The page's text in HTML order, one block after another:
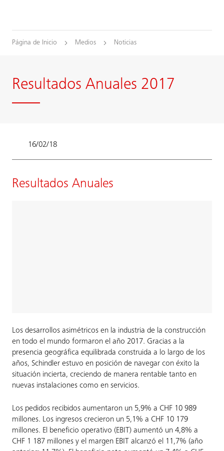
Página de Inicio Medios Noticias
Resultados Anuales 2017
16/02/18
Resultados Anuales
Los desarrollos asimétricos en la industria de la construcción
en todo el mundo formaron el año 2017. Gracias a la
presencia geográfica equilibrada construida a lo largo de los
años, Schindler estuvo en posición de navegar con éxito la
situación incierta, creciendo de manera rentable tanto en
nuevas instalaciones como en servicios.
Los pedidos recibidos aumentaron un 5,9% a CHF 10 989
millones. Los ingresos crecieron un 5,1% a CHF 10 179
millones. El beneficio operativo (EBIT) aumentó un 4,8% a
CHF 1 187 millones y el margen EBIT alcanzó el 11,7% (año